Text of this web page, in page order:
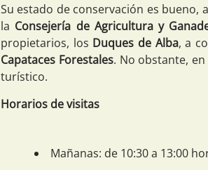
Su estado de conservación es
la Consejería de Agricultura y
propietarios, los Duques de Alba, a
Capataces Forestales. No obstante,
turístico.
Horarios de visitas
Mañanas: de 10:30 a 13:00